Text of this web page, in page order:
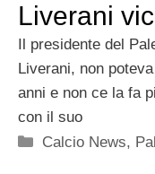
Liverani
Il presidente del
Liverani, non
anni e non ce la fa
con il suo
Categorie
Calcio News,